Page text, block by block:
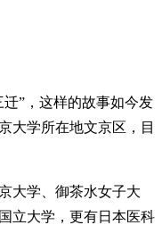
”，这样的故事如今发
大学所在地文京区，目
大学、御茶水女子大
立大学，更有日本医科